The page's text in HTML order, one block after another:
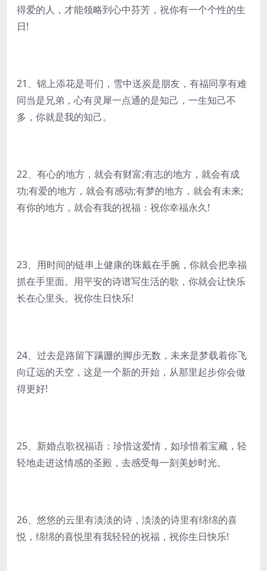
得爱的人，才能领略到心中芬芳，祝你有一个个性的生
日!
21、锦上添花是哥们，雪中送炭是朋友，有福同享有难
同当是兄弟，心有灵犀一点通的是知己，一生知己不
多，你就是我的知己。
22、有心的地方，就会有财富;有志的地方，就会有成
功;有爱的地方，就会有感动;有梦的地方，就会有未来;
有你的地方，就会有我的祝福：祝你幸福永久!
23、用时间的链串上健康的珠戴在手腕，你就会把幸福
抓在手里面。用平安的诗谱写生活的歌，你就会让快乐
长在心里头。祝你生日快乐!
24、过去是路留下蹒跚的脚步无数，未来是梦载着你飞
向辽远的天空，这是一个新的开始，从那里起步你会做
得更好!
25、新婚点歌祝福语：珍惜这爱情，如珍惜着宝藏，轻
轻地走进这情感的圣殿，去感受每一刻美妙时光。
26、悠悠的云里有淡淡的诗，淡淡的诗里有绵绵的喜
悦，绵绵的喜悦里有我轻轻的祝福，祝你生日快乐!